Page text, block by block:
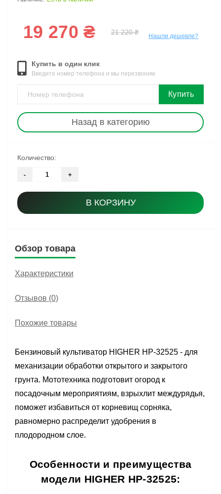
19 270 ₴ 21 220 ₴ Нашли дешевле?
Купить в один клик
Введите номер телефона и мы перезвоним
Купить
Назад в категорию
Количество:
- +
В КОРЗИНУ
Обзор товара
Характеристики
Отзывов (0)
Похожие товары
Бензиновый культиватор HIGHER HP-32525 - для
механизации обработки открытого и закрытого
грунта. Мототехника подготовит огород к
посадочным мероприятиям, взрыхлит междурядья,
поможет избавиться от корневищ сорняка,
равномерно распределит удобрения в
плодородном слое.
Особенности и преимущества
модели HIGHER HP-32525: